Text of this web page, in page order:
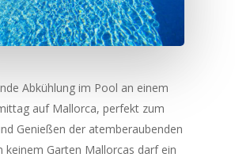
Abkühlung im Pool an einem
auf Mallorca, perfekt zum
Genießen der atemberaubenden
keinem Garten Mallorcas darf ein